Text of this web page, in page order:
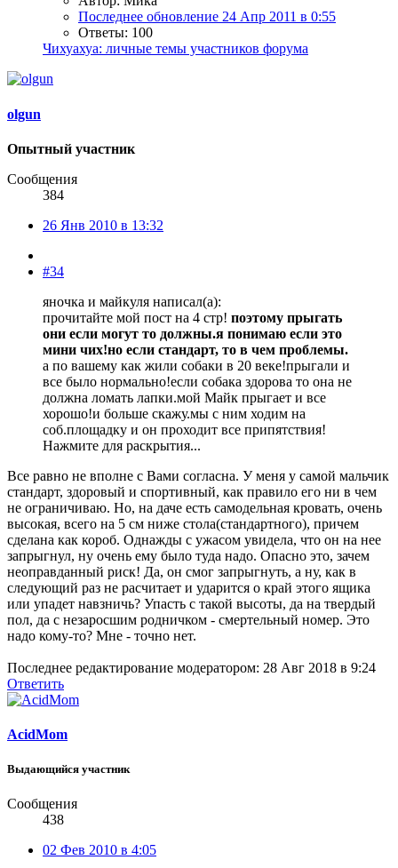
Последнее обновление 24 Апр 2011 в 0:55
Ответы: 100
Чихуахуа: личные темы участников форума
olgun
Опытный участник
Сообщения
384
26 Янв 2010 в 13:32
#34
яночка и майкуля написал(а):
прочитайте мой пост на 4 стр! поэтому прыгать
они если могут то должны.я понимаю если это
мини чих!но если стандарт, то в чем проблемы.
а по вашему как жили собаки в 20 веке!прыгали и
все было нормально!если собака здорова то она не
должна ломать лапки.мой Майк прыгает и все
хорошо!и больше скажу.мы с ним ходим на
соб.площадку и он проходит все припятствия!
Нажмите для раскрытия...
Все равно не вполне с Вами согласна. У меня у самой мальчик
стандарт, здоровый и спортивный, как правило его ни в чем
не ограничиваю. Но, на даче есть самодельная кровать, очень
высокая, всего на 5 см ниже стола(стандартного), причем
сделана как короб. Однажды с ужасом увидела, что он на нее
запрыгнул, ну очень ему было туда надо. Опасно это, зачем
неоправданный риск! Да, он смог запрыгнуть, а ну, как в
следующий раз не расчитает и ударится о край этого ящика
или упадет навзничь? Упасть с такой высоты, да на твердый
пол, да с незаросшим родничком - смертельный номер. Это
надо кому-то? Мне - точно нет.
Последнее редактирование модератором: 28 Авг 2018 в 9:24
Ответить
AcidMom
Выдающийся участник
Сообщения
438
02 Фев 2010 в 4:05